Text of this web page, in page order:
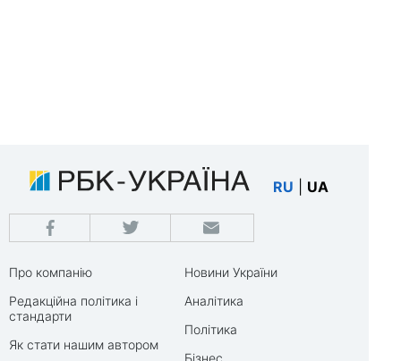
RU UA
Про компанію
Редакційна політика і
стандарти
Як стати нашим автором
Новини України
Аналітика
Політика
Бізнес